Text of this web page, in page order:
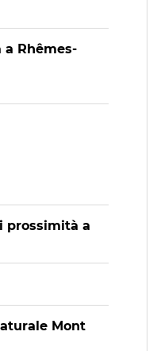
a Rhêmes-
prossimità a
Mont